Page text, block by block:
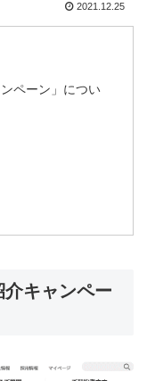
2021.12.25
ペーン」につい
キャンペー